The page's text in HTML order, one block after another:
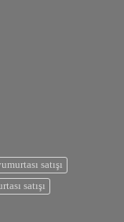
satışı
satışı